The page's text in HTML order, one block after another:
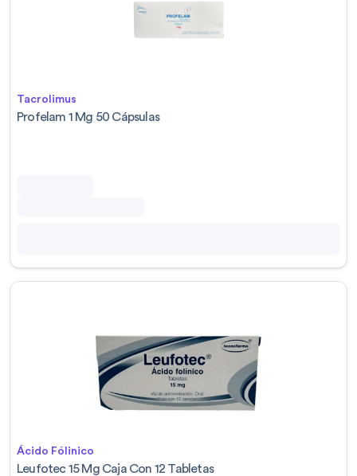
Tacrolimus
Profelam 1 Mg 50 Cápsulas
Ácido Fólinico
Leufotec 15 Mg Caja Con 12 Tabletas